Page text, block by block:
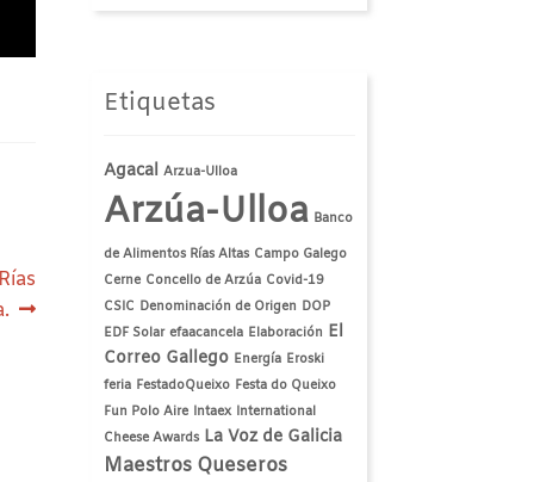
Etiquetas
Agacal Arzua-Ulloa
Arzúa-Ulloa Banco
de Alimentos Rías Altas Campo Galego
Cerne Concello de Arzúa Covid-19
CSIC Denominación de Origen DOP
EDF Solar efaacancela Elaboración El
Correo Gallego Energía Eroski
feria FestadoQueixo Festa do Queixo
Fun Polo Aire Intaex International
Cheese Awards La Voz de Galicia
Maestros Queseros